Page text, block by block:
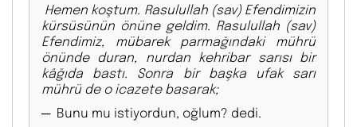
Hemen koştum. Rasulullah (sav) Efendimizin
kürsüsünün önüne geldim. Rasulullah (sav)
Efendimiz, mübarek parmağındaki mührü
önünde duran, nurdan kehribar sarısı bir
kâğıda bastı. Sonra bir başka ufak sarı
mührü de o icazete basarak;
─ Bunu mu istiyordun, oğlum? dedi.